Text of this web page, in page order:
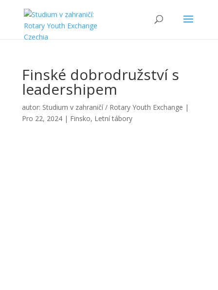
Finské dobrodružství s
leadershipem
autor: Studium v zahraničí / Rotary Youth Exchange |
Pro 22, 2024| Finsko, Letní tábory